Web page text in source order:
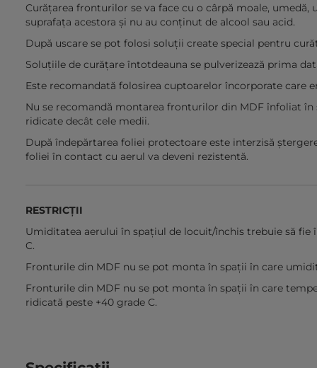
Curățarea fronturilor se va face cu o cârpă moale,
suprafața acestora și nu au conținut de alcool sau acid.
După uscare se pot folosi soluții create special pentru
Soluțiile de curățare întotdeauna se pulverizează prima
Este recomandată folosirea cuptoarelor încorporate care
Nu se recomandă montarea fronturilor din MDF înfoliat
ridicate decât cele medii.
După îndepărtarea foliei protectoare este interzisă
foliei în contact cu aerul va deveni rezistentă.
RESTRICȚII
Umiditatea aerului în spațiul de locuit/închis trebuie să fie
C.
Fronturile din MDF nu se pot monta în spații în care
Fronturile din MDF nu se pot monta în spații în care
ridicată peste +40 grade C.